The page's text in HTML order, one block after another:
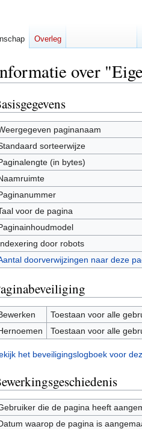
over
paginanaam
sorteerwijze
(in bytes)
voor de pagina
door robots
doorverwijzingen naar deze
Toestaan voor alle
Toestaan voor alle
het beveiligingslogboek voor
die de pagina heeft
waarop de pagina is
Overleg